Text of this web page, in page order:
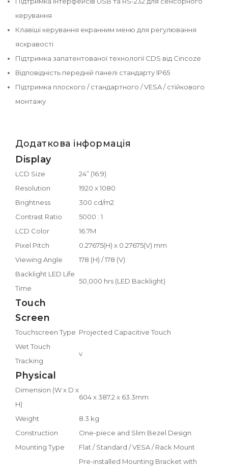
керування
Клавіші керування екранним меню для регулювання
яскравості
Підтримка запатентованої технології CDS від Cincoze
Відповідність передній панелі стандарту IP65
Підтримка плоского / стандартного / VESA / стійкового
монтажу
Додаткова інформація
Display
LCD Size
24” (16:9)
Resolution
1920 x 1080
Brightness
300 cd/m2
Contrast Ratio
5000 : 1
LCD Color
16.7M
Pixel Pitch
0.27675(H) x 0.27675(V) mm
Viewing Angle
178 (H) / 178 (V)
Backlight LED Life
Time
50,000 hrs (LED Backlight)
Touch
Screen
Touchscreen Type Projected Capacitive Touch
Wet Touch
Tracking
v
Physical
Dimension (W x D x
H)
604 x 387.2 x 63.3mm
Weight
8.3 kg
Construction
One-piece and Slim Bezel Design
Mounting Type
Flat / Standard / VESA / Rack Mount
Pre-installed Mounting Bracket with